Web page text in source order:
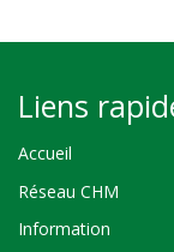
Liens
Accueil
Réseau CHM
Information